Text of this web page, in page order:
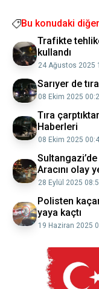
Bu konudaki
Trafikte
kullandı
24 Ağustos 2025
Sarıyer de
08 Ekim 2025
Tıra
Haberleri
08 Ekim 2025
Aracını olay
28 Eylül 2025
Polisten
yaya kaçtı
19 Haziran 2025